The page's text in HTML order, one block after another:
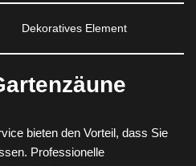
Dekoratives Element
bieten den Vorteil, dass Sie
Professionelle